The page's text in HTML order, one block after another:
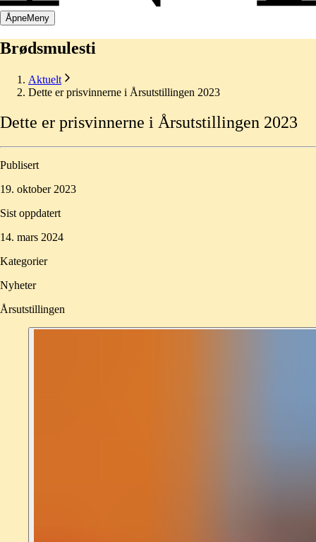
ÅpneMeny
Brødsmulesti
Aktuelt
Dette er prisvinnerne i Årsutstillingen 2023
Dette er prisvinnerne i Årsutstillingen 2023
Publisert
19. oktober 2023
Sist oppdatert
14. mars 2024
Kategorier
Nyheter
Årsutstillingen